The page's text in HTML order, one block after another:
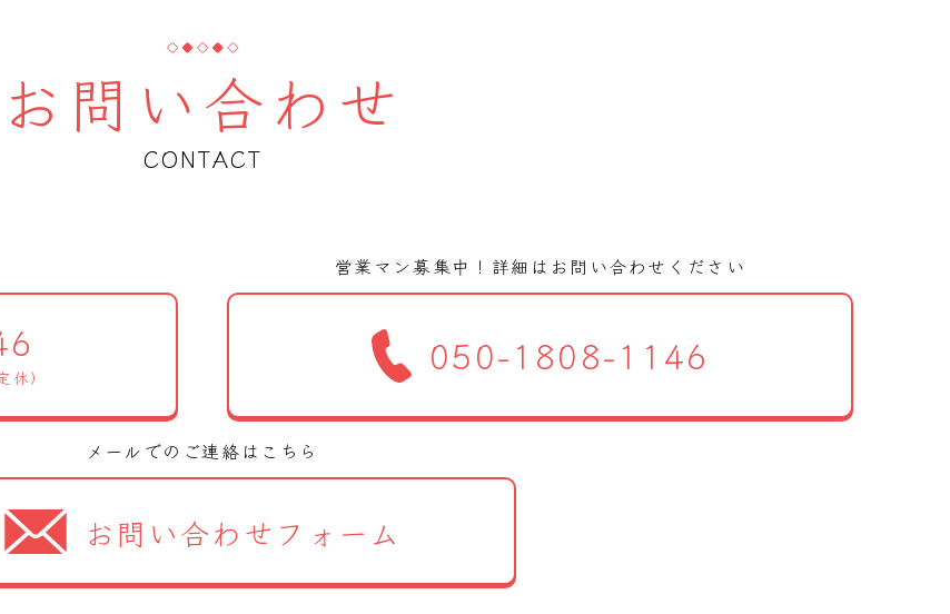
お問い合わせ
CONTACT
）
営業マン募集中！ 詳細はお問い合わせください
050-1808-1146
メールでのご連絡はこちら
お問い合わせフォーム